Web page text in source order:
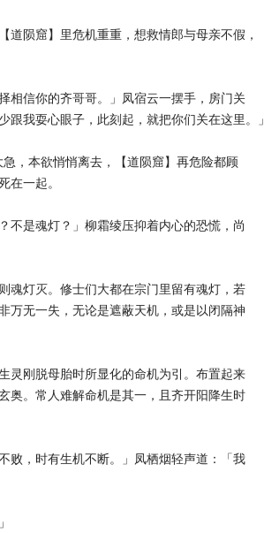
陨窟】里危机重重，想救情郎与母亲不假，
信你的齐哥哥。」凤宿云一摆手，房门关
跟我耍心眼子，此刻起，就把你们关在这里。」
本欲悄悄离去，【道陨窟】再危险都顾
在一起。
是魂灯？」柳霜绫压抑着内心的恐慌，尚
灯灭。修士们大都在宗门里留有魂灯，若
万无一失，无论是遮蔽天机，或是以闭隔神
刚脱母胎时所显化的命机为引。布置起来
奥。常人难解命机是其一，且齐开阳降生时
，时有生机不断。」凤栖烟轻声道：「我